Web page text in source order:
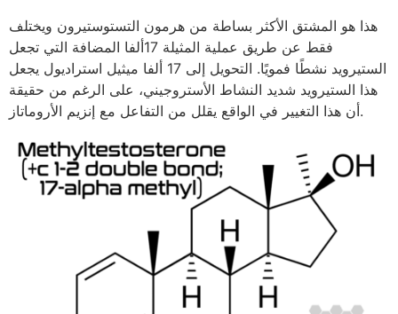
هذا هو المشتق الأكثر بساطة من هرمون التستوستيرون ويختلف
فقط عن طريق عملية المثيلة 17ألفا المضافة التي تجعل
الستيرويد نشطًا فمويًا. التحويل إلى 17 ألفا ميثيل استراديول يجعل
هذا الستيرويد شديد النشاط الأستروجيني، على الرغم من حقيقة
أن هذا التغيير في الواقع يقلل من التفاعل مع إنزيم الأروماتاز.